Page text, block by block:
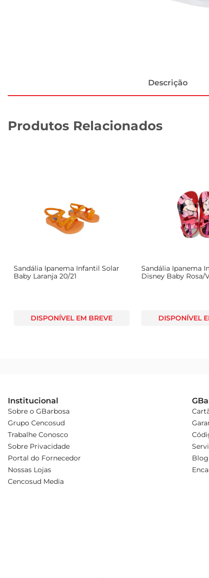
Descrição
Produtos Relacionados
Sandália Ipanema Infantil Solar
Baby Laranja 20/21
DISPONÍVEL EM BREVE
Sandália Ipanema
Disney Baby Rosa/
DISPONÍVEL
Institucional
Sobre o GBarbosa
Grupo Cencosud
Trabalhe Conosco
Sobre Privacidade
Portal do Fornecedor
Nossas Lojas
Cencosud Media